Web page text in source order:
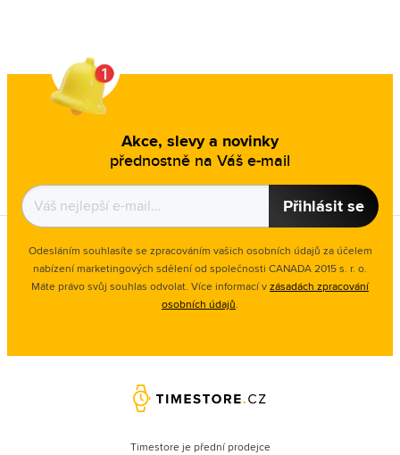
Akce, slevy a novinky
přednostně na Váš e-mail
Přihlásit se
Odesláním souhlasíte se zpracováním vašich osobních údajů za účelem
nabízení marketingových sdělení od společnosti CANADA 2015 s. r. o.
Máte právo svůj souhlas odvolat. Více informací vzásadách zpracování
osobních údajů.
Timestore je přední prodejce